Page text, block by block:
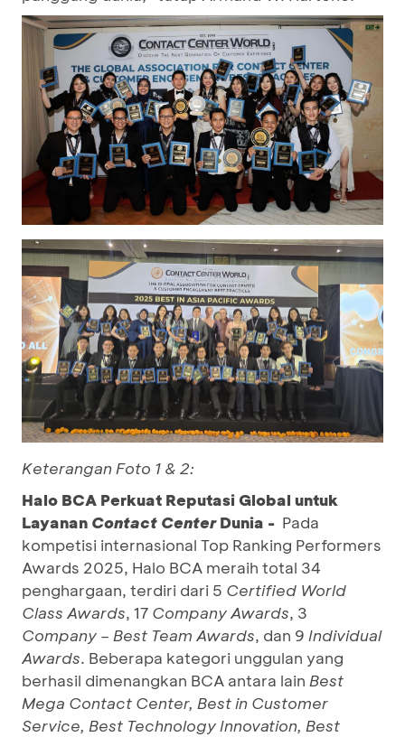
Keterangan Foto 1 & 2:
Halo BCA Perkuat Reputasi Global untuk
Layanan Contact CenterDunia - Pada
kompetisi internasional Top Ranking Performers
Awards 2025, Halo BCA meraih total 34
penghargaan, terdiri dari 5 Certified World
Class Awards, 17 Company Awards, 3
Company – Best Team Awards, dan 9 Individual
Awards. Beberapa kategori unggulan yang
berhasil dimenangkan BCA antara lain Best
Mega Contact Center, Best in Customer
Service, Best Technology Innovation, Best